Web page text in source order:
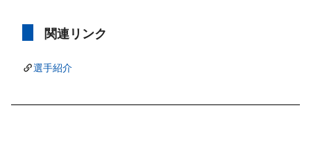
関連リンク
選手紹介